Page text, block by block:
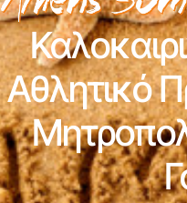
Αθλητικό